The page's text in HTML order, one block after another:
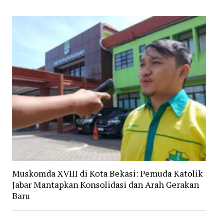
Muskomda XVIII di Kota Bekasi: Pemuda Katolik
Jabar Mantapkan Konsolidasi dan Arah Gerakan
Baru